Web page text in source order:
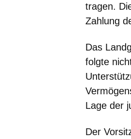
tragen.
Zahlung
Das
folgte
Lage der
Der